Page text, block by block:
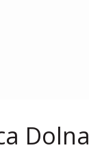
Dolna